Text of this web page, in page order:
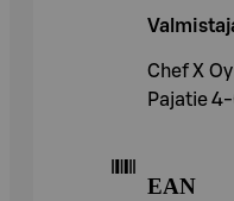
Chef X Oy
Pajatie
EAN